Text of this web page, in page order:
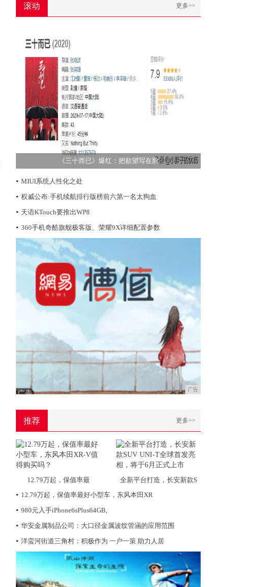
滚动 更多>>
《三十而已》爆红：把欲望写在脸
▪ MIUI系统人性化之处
▪ 权威公布:手机续航排行版榜前六第一名太狗血
▪ 天语KTouch要推出WP8
▪ 360手机奇酷旗舰极客版、荣耀9X详细配置参数
广告
推荐 更多>>
12.79万起，保值率最
全新平台打造，长安新款S
▪ 12.79万起，保值率最好小型车，东风本田XR
▪ 980元入手iPhone6sPlus64GB,
▪ 华安金属制品公司：大口径金属波纹管涵的应用范围
▪ 洋蛮河街道三角村：积极作为 一户一策 助力人居